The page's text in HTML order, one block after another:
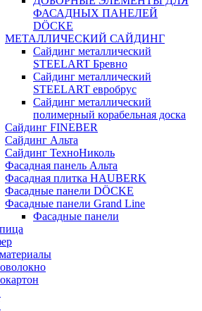
ФАСАДНЫХ ПАНЕЛЕЙ
DÖCKE
МЕТАЛЛИЧЕСКИЙ САЙДИНГ
Сайдинг металлический
STEELART Бревно
Сайдинг металлический
STEELART евробрус
Сайдинг металлический
полимерный корабельная доска
Сайдинг FINEBER
Сайдинг Альта
Сайдинг ТехноНиколь
Фасадная панель Альта
Фасадная плитка HAUBERK
Фасадные панели DÖCKE
Фасадные панели Grand Line
Фасадные панели